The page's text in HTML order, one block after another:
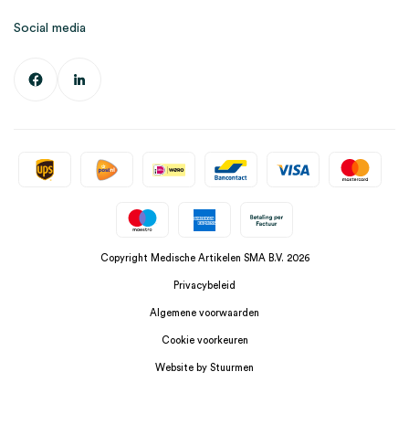
Social media
Copyright Medische Artikelen SMA B.V. 2026
Privacybeleid
Algemene voorwaarden
Cookie voorkeuren
Website by Stuurmen